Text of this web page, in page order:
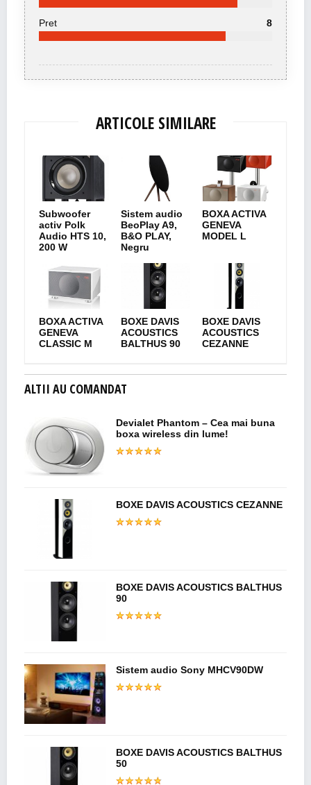
Pret 8
ARTICOLE SIMILARE
Subwoofer
activ Polk
Audio HTS 10,
200 W
Sistem audio
BeoPlay A9,
B&O PLAY,
Negru
BOXA ACTIVA
GENEVA
MODEL L
BOXA ACTIVA
GENEVA
CLASSIC M
BOXE DAVIS
ACOUSTICS
BALTHUS 90
BOXE DAVIS
ACOUSTICS
CEZANNE
ALTII AU COMANDAT
Devialet Phantom – Cea mai buna
boxa wireless din lume!
BOXE DAVIS ACOUSTICS CEZANNE
BOXE DAVIS ACOUSTICS BALTHUS
90
Sistem audio Sony MHCV90DW
BOXE DAVIS ACOUSTICS BALTHUS
50